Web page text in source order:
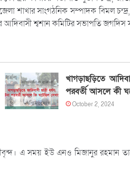
শাখার সাংগঠনিক সম্পাদক বিমল
শ্বশান কমিটির সভাপতি জগদিস
খাগড়াছড়িতে
পরবর্তী আসলে কী
October 2, 2024
এ সময় ইউ এনও মিজানুর রহমান